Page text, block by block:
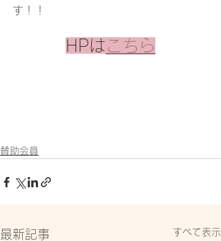
す！！
HPはこちら
賛助会員
最新記事 すべて表示